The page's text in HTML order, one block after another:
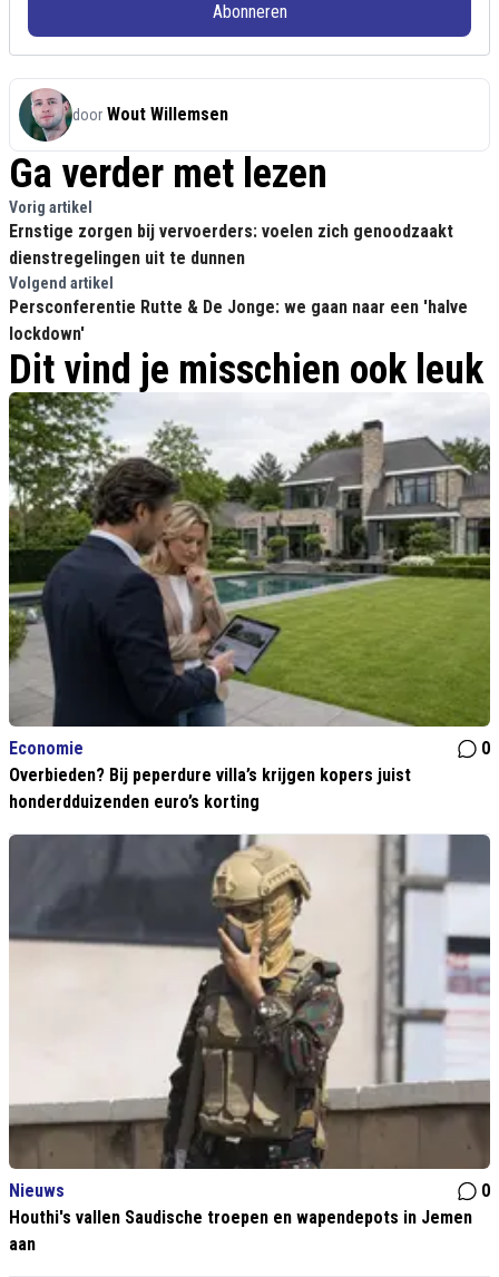
Abonneren
door Wout Willemsen
Ga verder met lezen
Vorig artikel
Ernstige zorgen bij vervoerders: voelen zich genoodzaakt
dienstregelingen uit te dunnen
Volgend artikel
Persconferentie Rutte & De Jonge: we gaan naar een 'halve
lockdown'
Dit vind je misschien ook leuk
Economie
0
Overbieden? Bij peperdure villa’s krijgen kopers juist
honderdduizenden euro’s korting
Nieuws
0
Houthi's vallen Saudische troepen en wapendepots in Jemen
aan